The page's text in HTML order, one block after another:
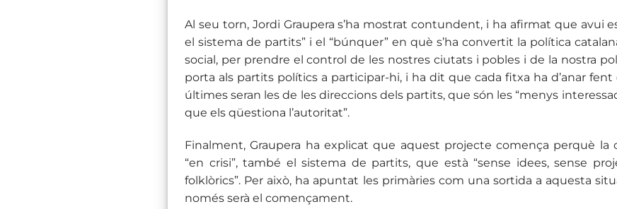
Al seu torn, Jordi Graupera s’ha mostrat contundent, i ha afirmat que avui
el sistema de partits” i el “búnquer” en què s’ha convertit la política
social, per prendre el control de les nostres ciutats i pobles i de la nostra
porta als partits polítics a participar-hi, i ha dit que cada fitxa ha d’anar
últimes seran les de les direccions dels partits, que són les “menys
que els qüestiona l’autoritat”.
Finalment, Graupera ha explicat que aquest projecte comença perquè la
“en crisi”, també el sistema de partits, que està “sense idees, sense
folklòrics”. Per això, ha apuntat les primàries com una sortida a aquesta
només serà el començament.